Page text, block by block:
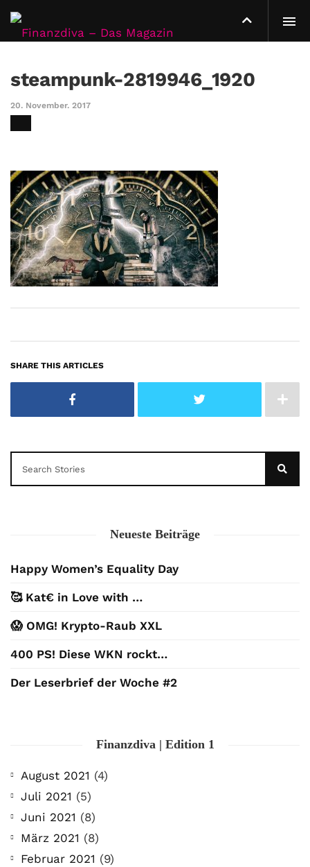
steampunk-2819946_1920
20. November. 2017
SHARE THIS ARTICLES
Neueste Beiträge
Happy Women’s Equality Day
🥰 Kat€ in Love with …
😱 OMG! Krypto-Raub XXL
400 PS! Diese WKN rockt…
Der Leserbrief der Woche #2
Finanzdiva | Edition 1
August 2021 (4)
Juli 2021 (5)
Juni 2021 (8)
März 2021 (8)
Februar 2021 (9)